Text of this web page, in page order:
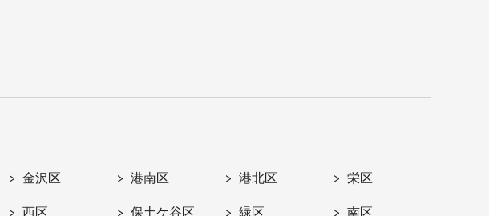
金沢区 港南区 港北区 栄区
西区 保土ケ谷区 緑区 南区